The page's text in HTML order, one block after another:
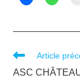
Article
ASC